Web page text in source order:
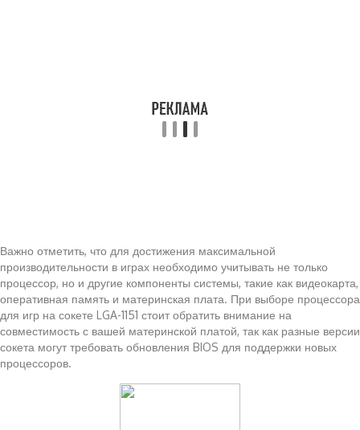
Важно отметить, что для достижения максимальной
производительности в играх необходимо учитывать не только
процессор, но и другие компоненты системы, такие как видеокарта,
оперативная память и материнская плата. При выборе процессора
для игр на сокете LGA-1151 стоит обратить внимание на
совместимость с вашей материнской платой, так как разные версии
сокета могут требовать обновления BIOS для поддержки новых
процессоров.